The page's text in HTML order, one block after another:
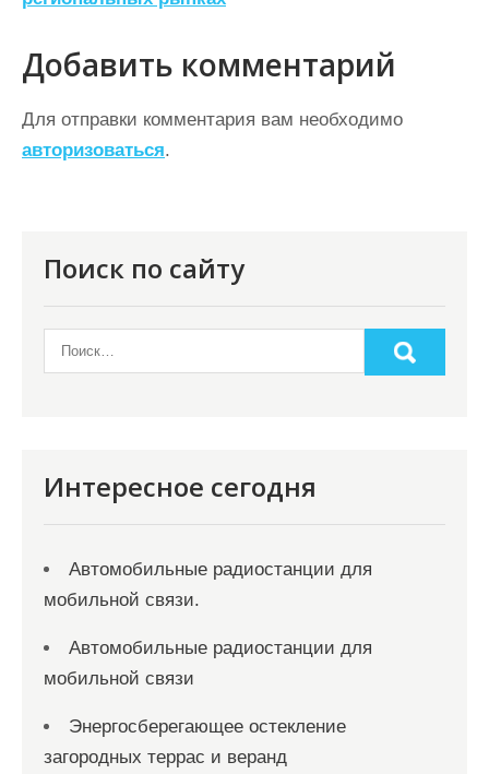
в
и
г
а
ц
Добавить комментарий
Для отправки комментария вам необходимо
авторизоваться.
Поиск по сайту
Интересное сегодня
Автомобильные радиостанции для
мобильной связи.
Автомобильные радиостанции для
мобильной связи
Энергосберегающее остекление
загородных террас и веранд